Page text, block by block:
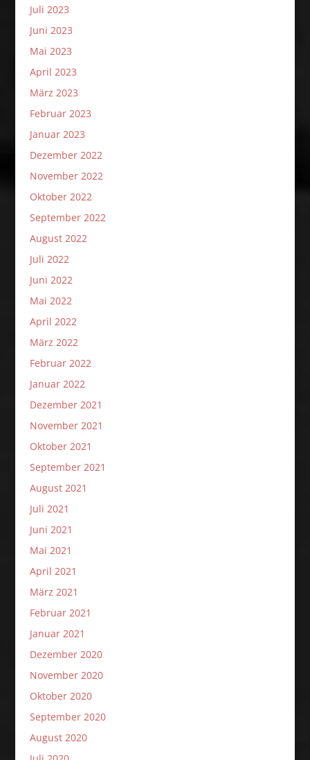
Juli 2023
Juni 2023
Mai 2023
April 2023
März 2023
Februar 2023
Januar 2023
Dezember 2022
November 2022
Oktober 2022
September 2022
August 2022
Juli 2022
Juni 2022
Mai 2022
April 2022
März 2022
Februar 2022
Januar 2022
Dezember 2021
November 2021
Oktober 2021
September 2021
August 2021
Juli 2021
Juni 2021
Mai 2021
April 2021
März 2021
Februar 2021
Januar 2021
Dezember 2020
November 2020
Oktober 2020
September 2020
August 2020